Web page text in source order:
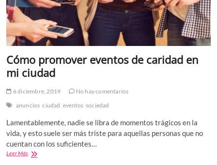
Cómo promover eventos de caridad en
mi ciudad
6 diciembre, 2019
No hay comentarios
anuncios ciudad eventos sociedad
Lamentablemente, nadie se libra de momentos trágicos en la
vida, y esto suele ser más triste para aquellas personas que no
cuentan con los suficientes…
Leer MásCómo